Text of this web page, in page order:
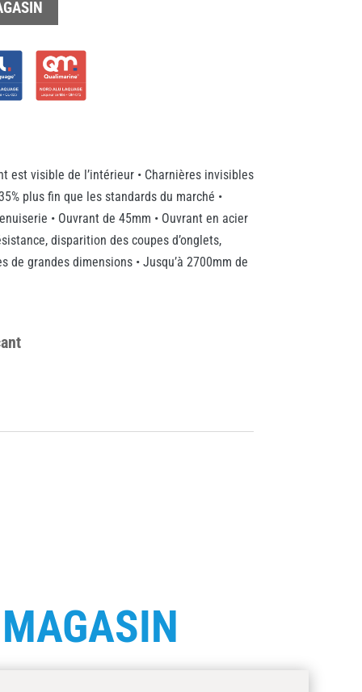
est visible de l’intérieur • Charnières invisibles
plus fin que les standards du marché •
• Ouvrant de 45mm • Ouvrant en acier
disparition des coupes d’onglets,
de grandes dimensions • Jusqu’à 2700mm de
MAGASIN